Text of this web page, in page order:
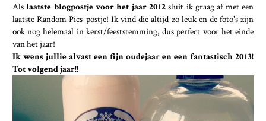
Als laatste blogpostje voor het jaar 2012 sluit ik graag af met een
laatste Random Pics-postje! Ik vind die altijd zo leuk en de foto's zijn
ook nog helemaal in kerst/feeststemming, dus perfect voor het einde
van het jaar!
Ik wens jullie alvast een fijn oudejaar en een fantastisch 2013!
Tot volgend jaar!!